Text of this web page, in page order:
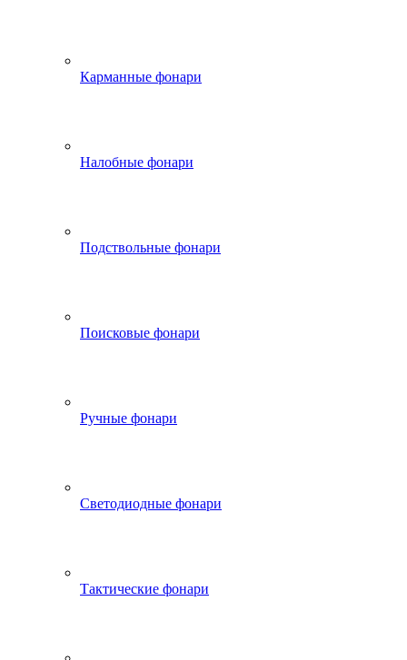
Карманные фонари
Налобные фонари
Подствольные фонари
Поисковые фонари
Ручные фонари
Светодиодные фонари
Тактические фонари